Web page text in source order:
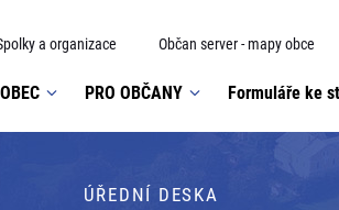
a organizace Občan server - mapy obce
OBEC PRO OBČANY Formuláře ke
ÚŘEDNÍ DESKA